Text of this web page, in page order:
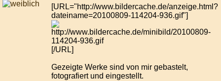
[URL="http://www.bildercache.de/anzeige.html?
dateiname=20100809-114204-936.gif"]
[/URL]
Gezeigte Werke sind von mir gebastelt,
fotografiert und eingestellt.